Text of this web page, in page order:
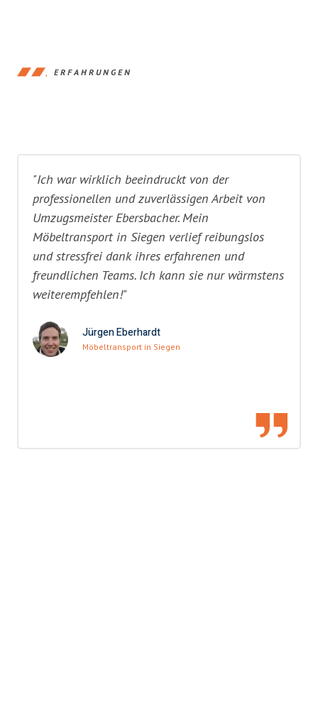
ERFAHRUNGEN
"Ich war wirklich beeindruckt von der
professionellen und zuverlässigen Arbeit von
Umzugsmeister Ebersbacher. Mein
Möbeltransport in Siegen verlief reibungslos
und stressfrei dank ihres erfahrenen und
freundlichen Teams. Ich kann sie nur wärmstens
weiterempfehlen!"
Jürgen Eberhardt
Möbeltransport in Siegen